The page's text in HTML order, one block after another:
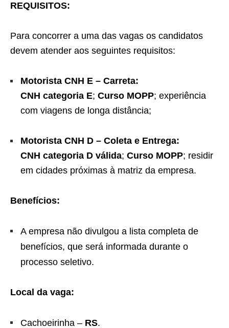
REQUISITOS:
Para concorrer a uma das vagas os candidatos
devem atender aos seguintes requisitos:
Motorista CNH E – Carreta:
CNH categoria E; Curso MOPP; experiência
com viagens de longa distância;
Motorista CNH D – Coleta e Entrega:
CNH categoria D válida; Curso MOPP; residir
em cidades próximas à matriz da empresa.
Benefícios:
A empresa não divulgou a lista completa de
benefícios, que será informada durante o
processo seletivo.
Local da vaga:
Cachoeirinha – RS.